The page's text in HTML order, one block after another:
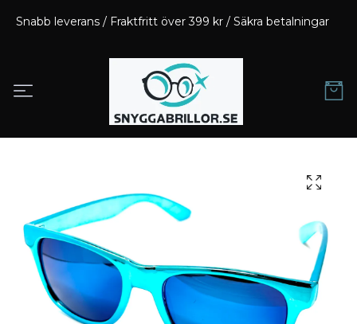
Snabb leverans / Fraktfritt över 399 kr / Säkra betalningar